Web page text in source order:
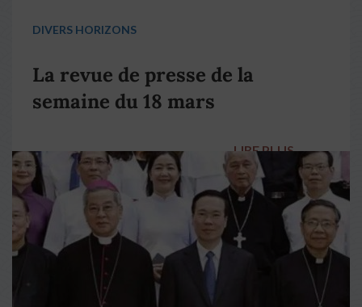
DIVERS HORIZONS
La revue de presse de la
semaine du 18 mars
LIRE PLUS →